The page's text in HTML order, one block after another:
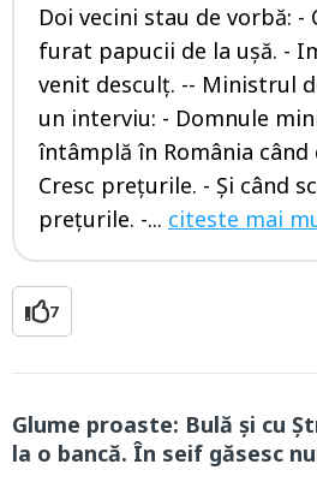
Doi vecini stau de vorbă: -
furat papucii de la ușă. -
venit desculț. -- Ministrul
un interviu: - Domnule
întâmplă în România când
Cresc prețurile. - Și când
prețurile. -... citeste mai
7
Glume proaste: Bulă și cu
la o bancă. În seif găsesc